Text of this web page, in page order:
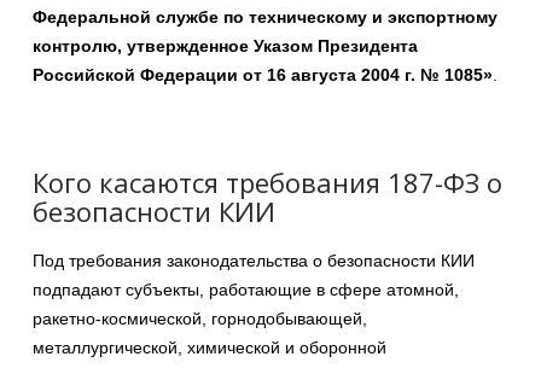
Федеральной службе по техническому и экспортному
контролю, утвержденное Указом Президента
Российской Федерации от 16 августа 2004 г. № 1085».
Кого касаются требования 187-ФЗ о
безопасности КИИ
Под требования законодательства о безопасности КИИ
подпадают субъекты, работающие в сфере атомной,
ракетно-космической, горнодобывающей,
металлургической, химической и оборонной